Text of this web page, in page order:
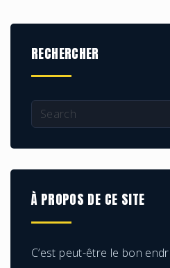
RECHERCHER
À PROPOS DE CE SITE
C’est peut-être le bon